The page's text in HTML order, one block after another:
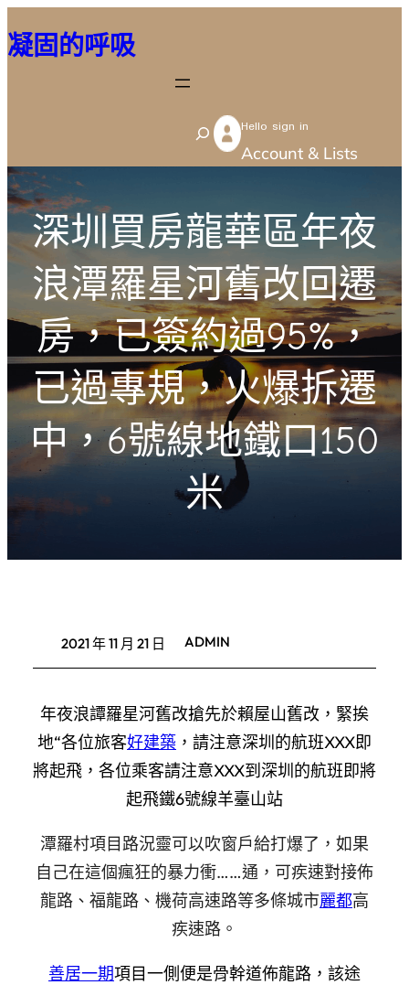
至
容
凝固的呼吸
S
e
r
c
h
Hello sign in
Account & Lists
深圳買房龍華區年夜
浪潭羅星河舊改回遷
房，已簽約過95%，
已過專規，火爆拆遷
中，6號線地鐵口150
米
2021 年 11 月 21 日 ADMIN
年夜浪譚羅星河舊改搶先於賴屋山舊改，緊挨
地“各位旅客好建築 ，請注意深圳的航班XXX即
將起飛，各位乘客請注意XXX到深圳的航班即將
起飛鐵6號線羊臺山站
潭羅村項目路況靈可以吹窗戶給打爆了，如果
自己在這個瘋狂的暴力衝……通，可疾速對接佈
龍路、福龍路、機荷高速路等多條城市麗都高
疾速路。
善居一期項目一側便是骨幹道佈龍路，該途